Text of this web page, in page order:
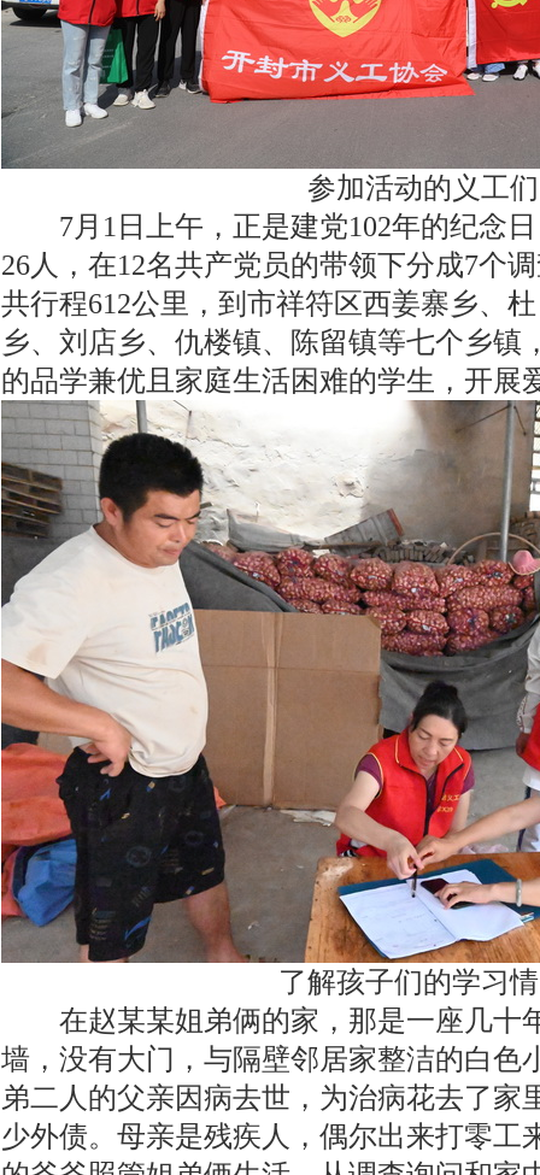
参加活动的义工们
7月1日上午，正是建党102年的纪念日
26人，在12名共产党员的带领下分成7个
共行程612公里，到市祥符区西姜寨乡、
乡、刘店乡、仇楼镇、陈留镇等七个乡镇
的品学兼优且家庭生活困难的学生，开展
了解孩子们的学习
在赵某某姐弟俩的家，那是一座几十
墙，没有大门，与隔壁邻居家整洁的白色
弟二人的父亲因病去世，为治病花去了家
少外债。母亲是残疾人，偶尔出来打零工